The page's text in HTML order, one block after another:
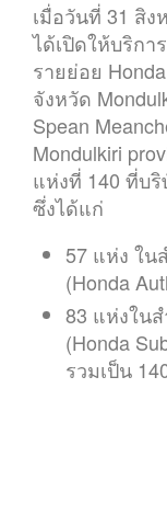
เมื่อวันที่ 31 สิ
ได้เปิดให้บริก
รายย่อย
จังหวัด
Spean
Mondulkiri
แห่งที่ 140 ที่บ
ซึ่งได้แก่
57 แห่ง ใน
(Honda
83 แห่งใน
(Honda
รวมเป็น